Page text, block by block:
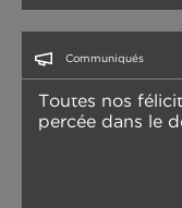
Communiqués
Toutes nos
percée dans le